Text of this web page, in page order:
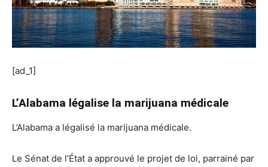
[ad_1]
L’Alabama légalise la marijuana médicale
L’Alabama a légalisé la marijuana médicale.
Le Sénat de l’État a approuvé le projet de loi, parrainé par